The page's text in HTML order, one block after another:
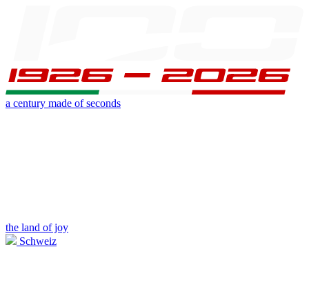
a century made of seconds
the land of joy
Schweiz